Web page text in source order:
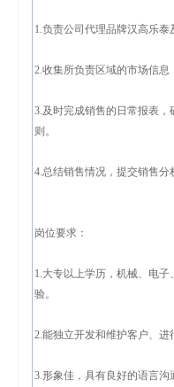
1.负责公司代理品牌汉高乐
2.收集所负责区域的市场信
3.及时完成销售的日常报表
则。
4.总结销售情况，提交销售分
岗位要求：
1.大专以上学历，机械、电
验。
2.能独立开发和维护客户、
3.形象佳，具有良好的语言